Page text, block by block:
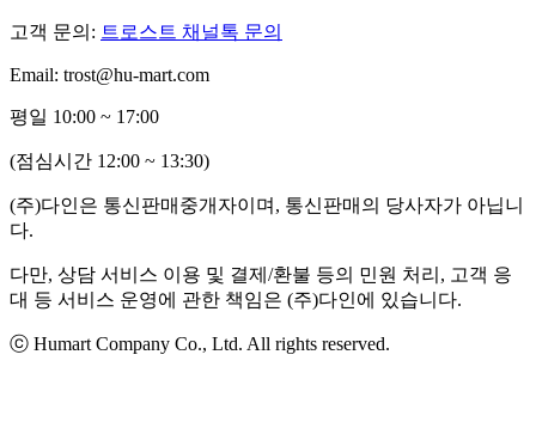
고객 문의: 트로스트 채널톡 문의
Email: trost@hu-mart.com
평일 10:00 ~ 17:00
(점심시간 12:00 ~ 13:30)
(주)다인은 통신판매중개자이며, 통신판매의 당사자가 아닙니
다.
다만, 상담 서비스 이용 및 결제/환불 등의 민원 처리, 고객 응
대 등 서비스 운영에 관한 책임은 (주)다인에 있습니다.
ⓒ Humart Company Co., Ltd. All rights reserved.